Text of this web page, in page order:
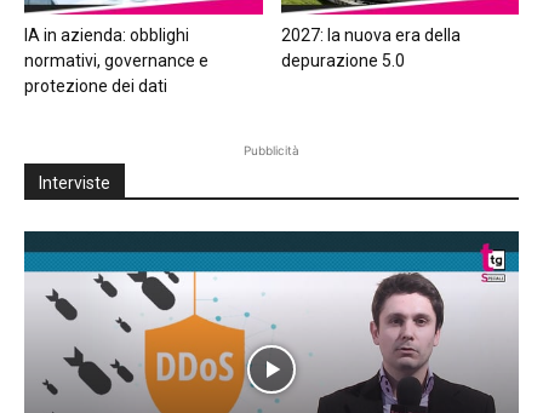
IA in azienda: obblighi
normativi, governance e
protezione dei dati
2027: la nuova era della
depurazione 5.0
Pubblicità
Interviste